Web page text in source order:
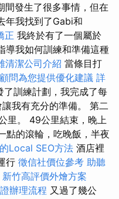
間發生了很多事情，但在
年我找到了Gabi和
正 我終於有了一個屬於
導我如何訓練和準備這種
清潔公司介紹 當條目打
問為您提供優化建議 詳
了訓練計劃，我完成了每
我有充分的準備。 第二
里。 49公里結束，晚上
點的滾輪，吃晚飯，半夜
Local SEO方法 酒店裡
行 徵信社價位參考 助聽
新竹高評價外燴方案
辦理流程 又過了幾公